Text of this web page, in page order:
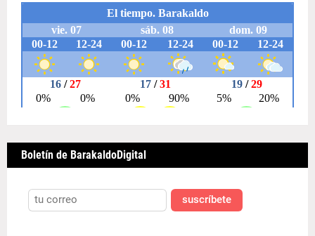
Boletín de BarakaldoDigital
suscríbete